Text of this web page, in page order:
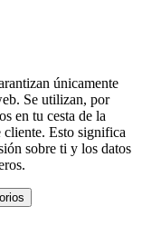
únicamente
Se utilizan, por
en tu cesta de la
cliente. Esto significa
sobre ti y los datos